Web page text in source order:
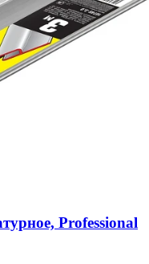
Professional